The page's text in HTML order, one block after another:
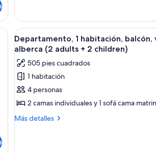
mar
(2
adults)
1
habitación,
balcón,
vista
mar
(2
adults)
una ventana con cortinas, un teléfono en la
Abrir
todas
las
fotos
de
Departamento,
1
habitación,
Habitación
5
Departamento, 1 habitación, balcón,
alberca (2 adults + 2 children)
505 pies cuadrados
1 habitación
4 personas
2 camas individuales y 1 sofá cama
Más detalles
Más